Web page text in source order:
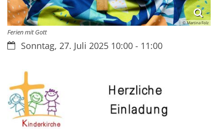
© Martina Folz
Ferien mit Gott
Datum:Sonntag, 27. Juli 2025 10:00 - 11:00